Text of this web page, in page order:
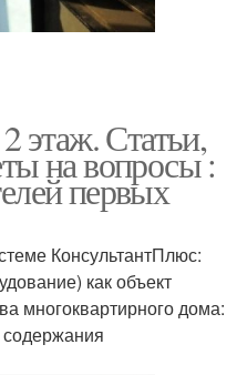
этаж. Статьи,
на вопросы :
первых
КонсультантПлюс:
как объект
многоквартирного дома: